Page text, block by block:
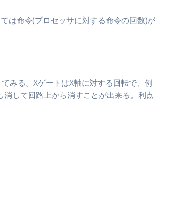
は命令(プロセッサに対する命令の回数)が
みる。XゲートはX軸に対する回転で、例
して回路上から消すことが出来る。利点